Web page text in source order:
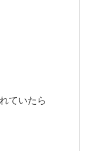
ていたら